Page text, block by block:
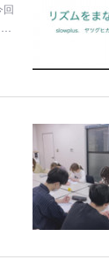
回